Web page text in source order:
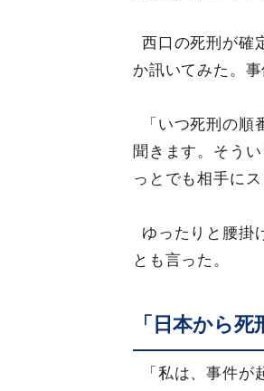
西口の死刑が確
か訊いてみた。
「いつ死刑の
聞きます。そう
っとでも相手に
ゆったりと腰掛
とも言った。
「日本から
「私は、事件